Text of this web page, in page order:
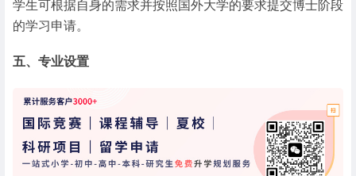
学生可根据自身的需求并按照国外大学的要求提交博士阶段
的学习申请。
五、专业设置